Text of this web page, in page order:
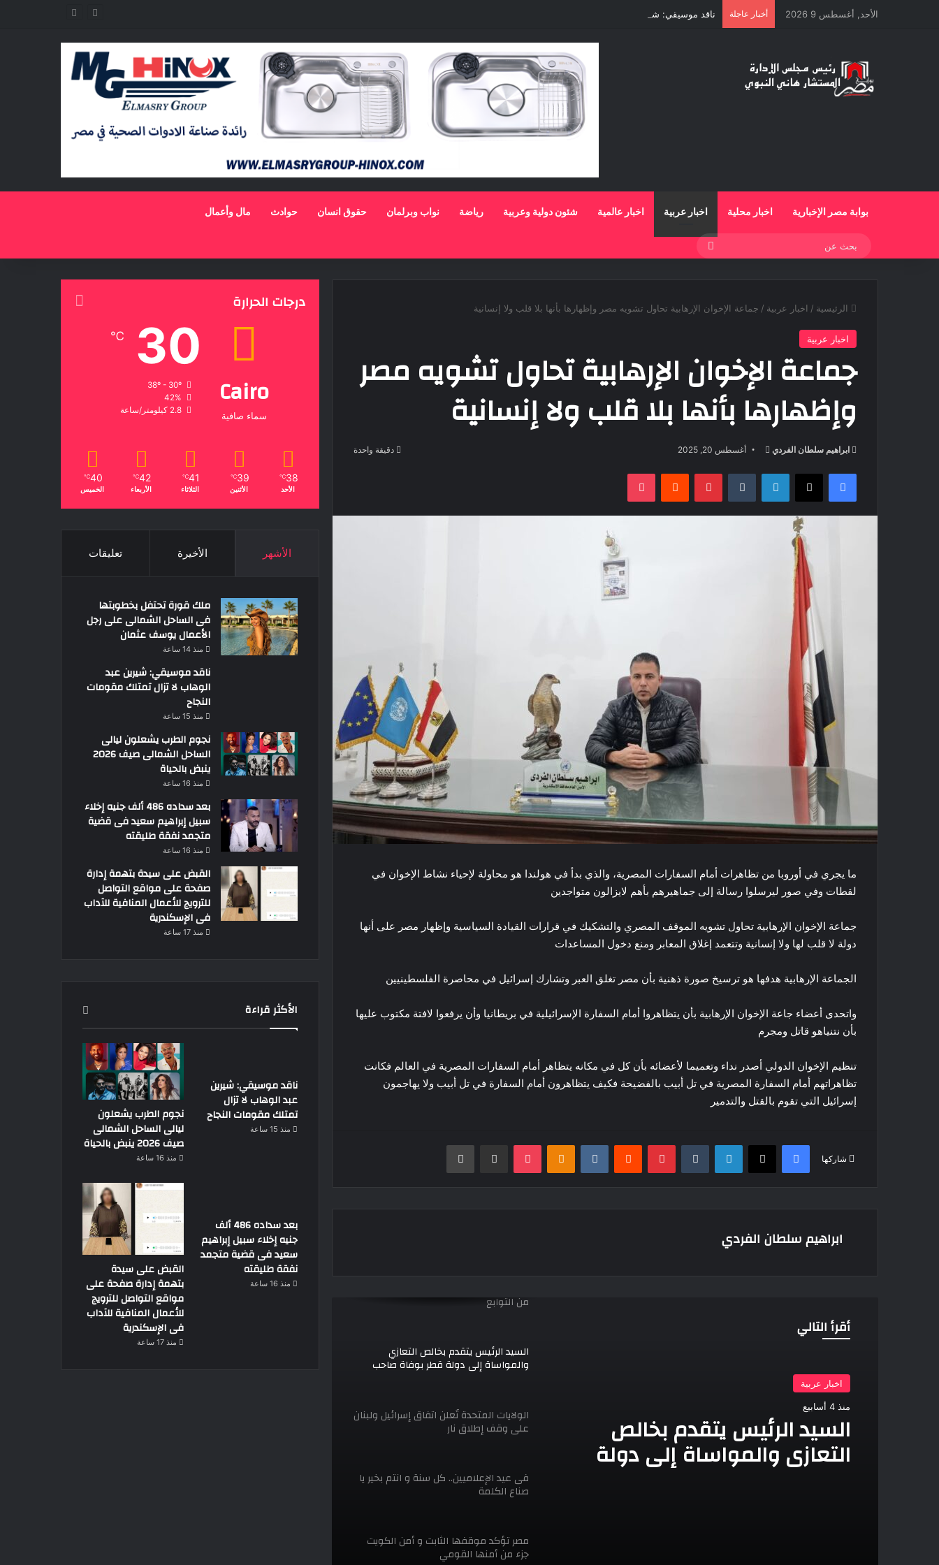
الأحد, أغسطس 9 2026 أخبار عاجلة ناقد موسيقي: شيرين عبد الوهاب لا تزال تمتلك مقومات النجاح
بوابة مصر الإخبارية اخبار محلية اخبار عربية اخبار عالمية شئون دولية وعربية رياضة نواب وبرلمان حقوق انسان حوادث مال وأعمال
الرئيسية / اخبار عربية / جماعة الإخوان الإرهابية تحاول تشويه مصر وإظهارها بأنها بلا قلب ولا إنسانية
اخبار عربية
جماعة الإخوان الإرهابية تحاول تشويه مصر
وإظهارها بأنها بلا قلب ولا إنسانية
ابراهيم سلطان الفردي
أرسل
إلكترونيا
أغسطس 20, 2025 دقيقة واحدة
فيسبوك ‫X لينكدإن بينتيريست ‫Pocket
ما يجري في أوروبا من تظاهرات أمام السفارات المصرية، والذي بدأ في هولندا هو محاولة لإحياء نشاط الإخوان في
لقطات وفي صور ليرسلوا رسالة إلى جماهيرهم بأهم لايزالون متواجدين
جماعة الإخوان الإرهابية تحاول تشويه الموقف المصري والتشكيك في قرارات القيادة السياسية وإظهار مصر على أنها
دولة لا قلب لها ولا إنسانية وتتعمد إغلاق المعابر ومنع دخول المساعدات
الجماعة الإرهابية هدفها هو ترسيخ صورة ذهنية بأن مصر تغلق العبر وتشارك إسرائيل في محاصرة الفلسطينيين
واتحدى أعضاء جاعة الإخوان الإرهابية بأن يتظاهروا أمام السفارة الإسرائيلية في بريطانيا وأن يرفعوا لافتة مكتوب عليها
بأن نتنياهو قاتل ومجرم
تنظيم الإخوان الدولي أصدر نداء وتعميما لأعضائه بأن كل في مكانه يتظاهر أمام السفارات المصرية في العالم فكانت
تظاهراتهم أمام السفارة المصرية في تل أبيب بالفضيحة فكيف يتظاهرون أمام السفارة في تل أبيب ولا يهاجمون
إسرائيل التي تقوم بالقتل والتدمير
شاركها
فيسبوك ‫X لينكدإن بينتيريست Odnoklassniki
‫Pocket مشاركة عبر البريد طباعة
ابراهيم سلطان الفردي
أقرأ التالي
اخبار عربية
منذ 4 أسابيع
السيد الرئيس يتقدم بخالص
التعازي والمواساة إلى دولة
قطر بوفاة صاحب السمو الشيخ
مصر تدعو لحوار عربي شامل بعد وقف النار
أنت الوطن والوطن أنت
مصر تتحرك رسميًا ضد مقال مسيء و تؤكد
رفضها الكامل لهذا المتن المُسيئ
من التوابع
السيد الرئيس يتقدم بخالص التعازي
والمواساة إلى دولة قطر بوفاة صاحب
الولايات المتحدة تُعلن اتفاق إسرائيل ولبنان
على وقف إطلاق نار
فى عيد الإعلاميين.. كل سنة و انتم بخير يا
صناع الكلمة
مصر تؤكد موقفها الثابت و أمن الكويت
جزء من أمنها القومي
درجات الحرارة
Cairo
سماء صافية
30
℃
38º - 30º
42%
2.8 كيلومتر/ساعة
38
℃
الأحد
39
℃
الأثنين
41
℃
الثلاثاء
42
℃
الأربعاء
40
℃
الخميس
الأشهر الأخيرة تعليقات
ملك قورة تحتفل بخطوبتها
فى الساحل الشمالى على رجل
الأعمال يوسف عثمان
منذ 14 ساعة
ناقد موسيقي: شيرين عبد
الوهاب لا تزال تمتلك مقومات
النجاح
منذ 15 ساعة
نجوم الطرب يشعلون ليالى
الساحل الشمالى صيف 2026
ينبض بالحياة
منذ 16 ساعة
بعد سداده 486 ألف جنيه إخلاء
سبيل إبراهيم سعيد فى قضية
متجمد نفقة طليقته
منذ 16 ساعة
القبض على سيدة بتهمة إدارة
صفحة على مواقع التواصل
للترويج للأعمال المنافية للآداب
فى الإسكندرية
منذ 17 ساعة
الأكثر قراءة
ناقد موسيقي: شيرين
عبد الوهاب لا تزال
تمتلك مقومات النجاح
منذ 15 ساعة
نجوم الطرب يشعلون
ليالى الساحل الشمالى
صيف 2026 ينبض بالحياة
منذ 16 ساعة
بعد سداده 486 ألف
جنيه إخلاء سبيل إبراهيم
سعيد فى قضية متجمد
نفقة طليقته
منذ 16 ساعة
القبض على سيدة
بتهمة إدارة صفحة على
مواقع التواصل للترويج
للأعمال المنافية للآداب
فى الإسكندرية
منذ 17 ساعة